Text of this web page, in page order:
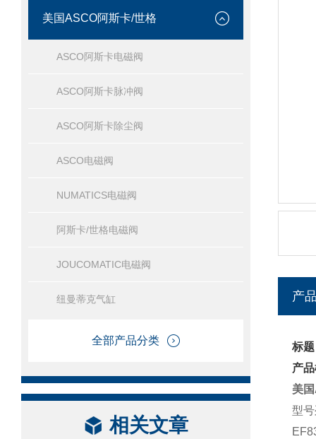
美国ASCO阿斯卡/世格
ASCO阿斯卡电磁阀
ASCO阿斯卡脉冲阀
ASCO阿斯卡除尘阀
ASCO电磁阀
NUMATICS电磁阀
阿斯卡/世格电磁阀
JOUCOMATIC电磁阀
纽曼蒂克气缸
全部产品分类
相关文章
产
标
产
美
型